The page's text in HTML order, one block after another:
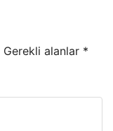
Gerekli alanlar *